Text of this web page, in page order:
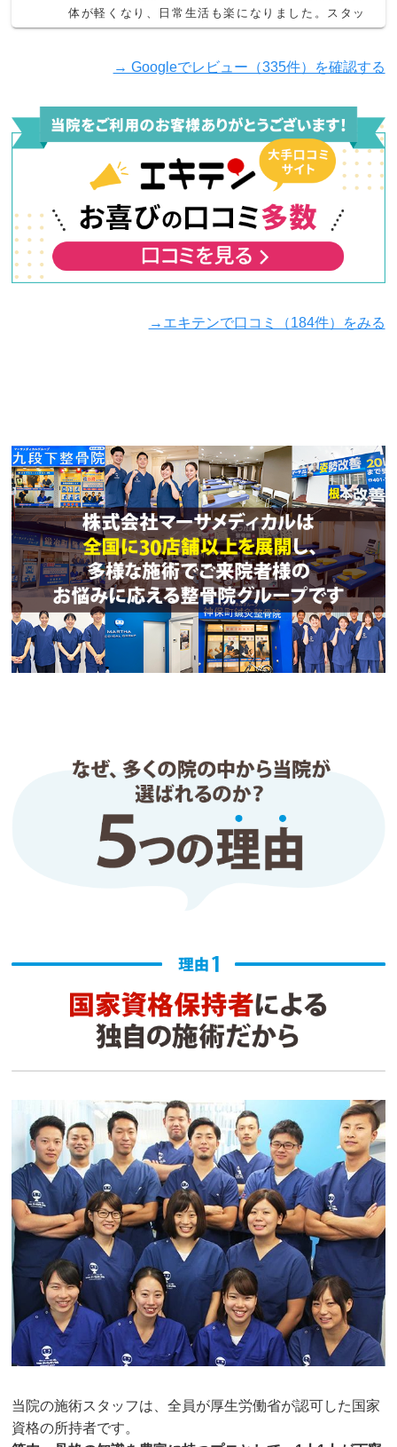
体が軽くなり、日常生活も楽になりました。スタッ
フの皆さんも明るく親切で、院内も清潔感があり通
すすめの整骨院です。
桐生本太
2 か月前
足のハムストリングを痛めたため通院しました。
どの先生も知識が豊富で、症状や原因について分か
りやすく説明してくださり、とても安心して施術を
受けることができました。
身体全体のバランスや動きなど、いろいろな角度か
非常におすすめです。
CARS
1 か月前
長年悩んでいた肩こりと腰痛で通院を始めました。
初回から丁寧に話を聞いてくださり、自分の身体の
状態を分かりやすく説明していただけました。施術
を受けるたびに身体が楽になり、今では仕事や日常
生活も快適に過ごせています。
スタッフの皆さんも明るく、安心して通える整骨院
2 か月前
運動後に急に腰が痛くなり、日曜日に開いていたこ
ちらに駆け込みでお願いをしたことがきっかけで通
い始めました。腰の痛みは数回通ってなくなりまし
た。今は、慢性的で諦めていた膝の痛みの方で通っ
ています。毎回とても親身に話を聞いてくださり、
1 か月前
首の慢性的なこり・痛みと、骨盤の歪みが気になっ
て通院中です。
した。
施術は首の調整＋骨盤矯正を中心にやってもらって
います。
施術後は首の痛みが少なくなり、腰回りも安定感が
出てきている実感があります。
院内は清潔で、先生の対応もとても親切。
クチコミをもっと見る
→ Googleでレビュー（335件）を確認する
→エキテンで口コミ（184件）をみる
当院の施術スタッフは、全員が厚生労働省が認可した国家
資格の所持者です。